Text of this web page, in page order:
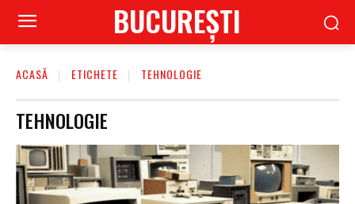
BUCUREŞTI
ACASĂ ETICHETE TEHNOLOGIE
TEHNOLOGIE